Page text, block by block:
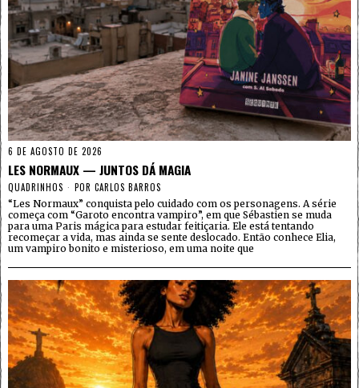
6 DE AGOSTO DE 2026
LES NORMAUX — JUNTOS DÁ MAGIA
QUADRINHOS POR CARLOS BARROS
“Les Normaux” conquista pelo cuidado com os personagens. A série
começa com “Garoto encontra vampiro”, em que Sébastien se muda
para uma Paris mágica para estudar feitiçaria. Ele está tentando
recomeçar a vida, mas ainda se sente deslocado. Então conhece Elia,
um vampiro bonito e misterioso, em uma noite que